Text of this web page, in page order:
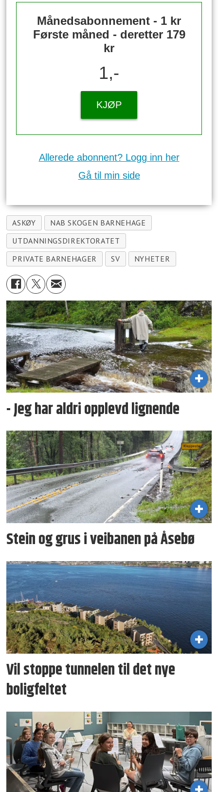
Månedsabonnement - 1 kr
Første måned - deretter 179
kr
1,-
KJØP
Allerede abonnent? Logg inn her
Gå til min side
ASKØY
NAB SKOGEN BARNEHAGE
UTDANNINGSDIREKTORATET
PRIVATE BARNEHAGER
SV NYHETER
- Jeg har aldri opplevd lignende
Stein og grus i veibanen på Åsebø
Vil stoppe tunnelen til det nye
boligfeltet